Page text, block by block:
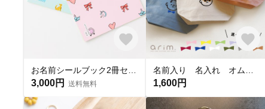
3,000円 送料無料 1,600円